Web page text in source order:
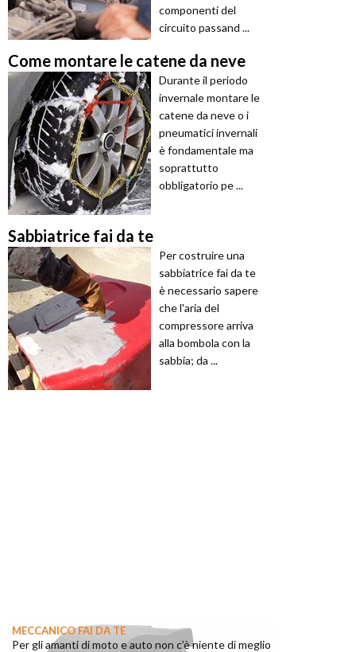
componenti del
circuito passand ...
Come montare le catene da neve
Durante il periodo
invernale montare le
catene da neve o i
pneumatici invernali
è fondamentale ma
soprattutto
obbligatorio pe ...
Sabbiatrice fai da te
Per costruire una
sabbiatrice fai da te
è necessario sapere
che l'aria del
compressore arriva
alla bombola con la
sabbia; da ...
MECCANICO FAI DA TE
Per gli amanti di moto e auto non c’è niente di meglio